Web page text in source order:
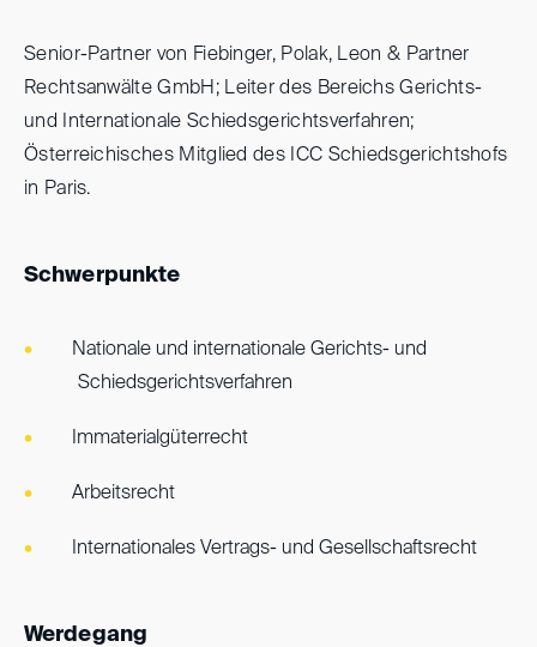
Senior-Partner von Fiebinger, Polak, Leon & Partner
Rechtsanwälte GmbH; Leiter des Bereichs Gerichts-
und Internationale Schiedsgerichtsverfahren;
Österreichisches Mitglied des ICC Schiedsgerichtshofs
in Paris.
Schwerpunkte
Nationale und internationale Gerichts- und
Schiedsgerichtsverfahren
Immaterialgüterrecht
Arbeitsrecht
Internationales Vertrags- und Gesellschaftsrecht
Werdegang